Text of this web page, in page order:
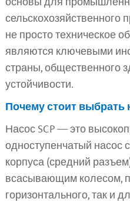
сельскохозяйственного
не просто техническое
являются ключевыми
страны, общественного
устойчивости.
Почему стоит выбрать
Насос SCP — это
одноступенчатый насос
корпуса (средний
всасывающим колесом,
горизонтального, так и